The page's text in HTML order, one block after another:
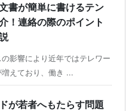
書が簡単に書けるテン
！連絡の際のポイント
影響により近年ではテレワー
えており、働き ...
が若者へもたらす問題